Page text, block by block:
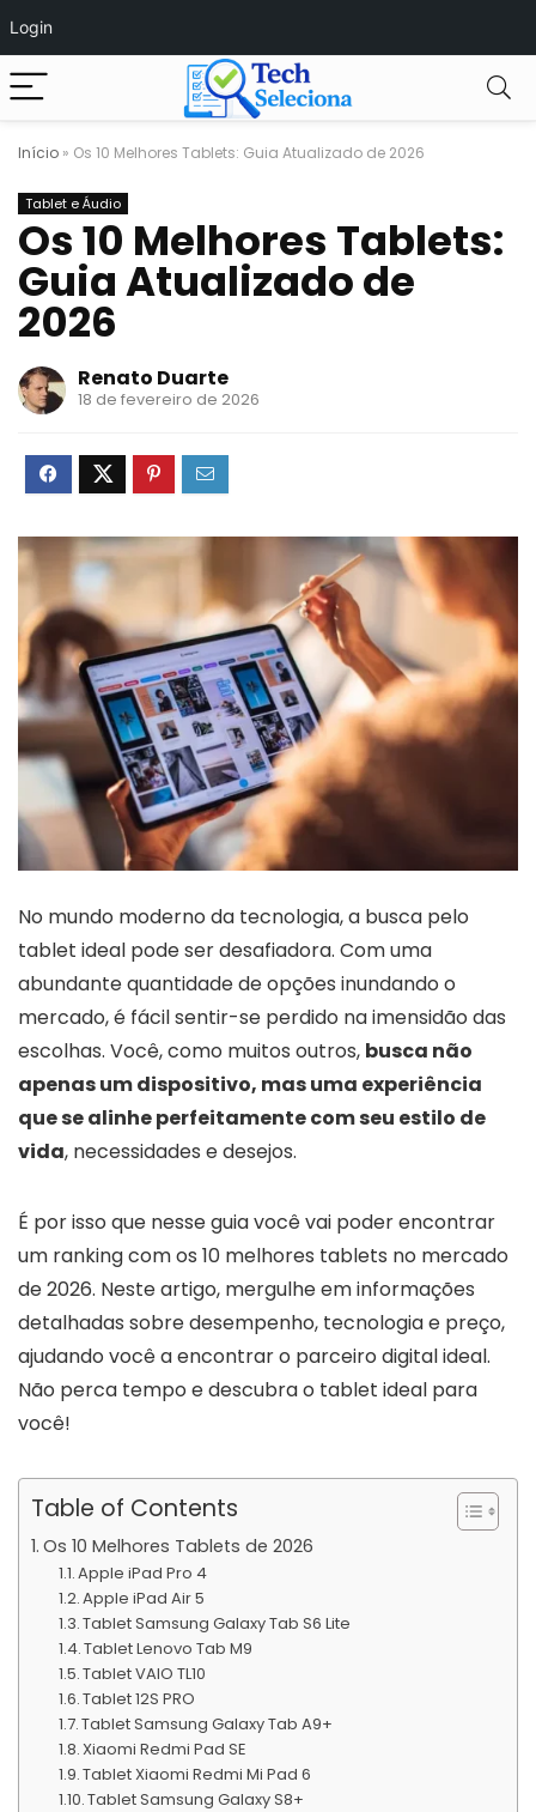
Login
Início » Os 10 Melhores Tablets: Guia Atualizado de 2026
Tablet e Áudio
Os 10 Melhores Tablets:
Guia Atualizado de
2026
Renato Duarte
18 de fevereiro de 2026
No mundo moderno da tecnologia, a busca pelo
tablet ideal pode ser desafiadora. Com uma
abundante quantidade de opções inundando o
mercado, é fácil sentir-se perdido na imensidão das
escolhas. Você, como muitos outros, busca não
apenas um dispositivo, mas uma experiência
que se alinhe perfeitamente com seu estilo de
vida, necessidades e desejos.
É por isso que nesse guia você vai poder encontrar
um ranking com os 10 melhores tablets no mercado
de 2026. Neste artigo, mergulhe em informações
detalhadas sobre desempenho, tecnologia e preço,
ajudando você a encontrar o parceiro digital ideal.
Não perca tempo e descubra o tablet ideal para
você!
Table of Contents
Os 10 Melhores Tablets de 2026
Apple iPad Pro 4
Apple iPad Air 5
Tablet Samsung Galaxy Tab S6 Lite
Tablet Lenovo Tab M9
Tablet VAIO TL10
Tablet 12S PRO
Tablet Samsung Galaxy Tab A9+
Xiaomi Redmi Pad SE
Tablet Xiaomi Redmi Mi Pad 6
Tablet Samsung Galaxy S8+